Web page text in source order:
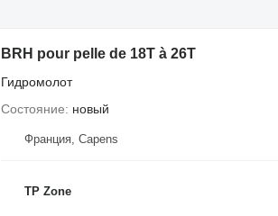
BRH pour pelle de 18T à 26T
Гидромолот
Состояние
новый
Франция, Capens
TP Zone